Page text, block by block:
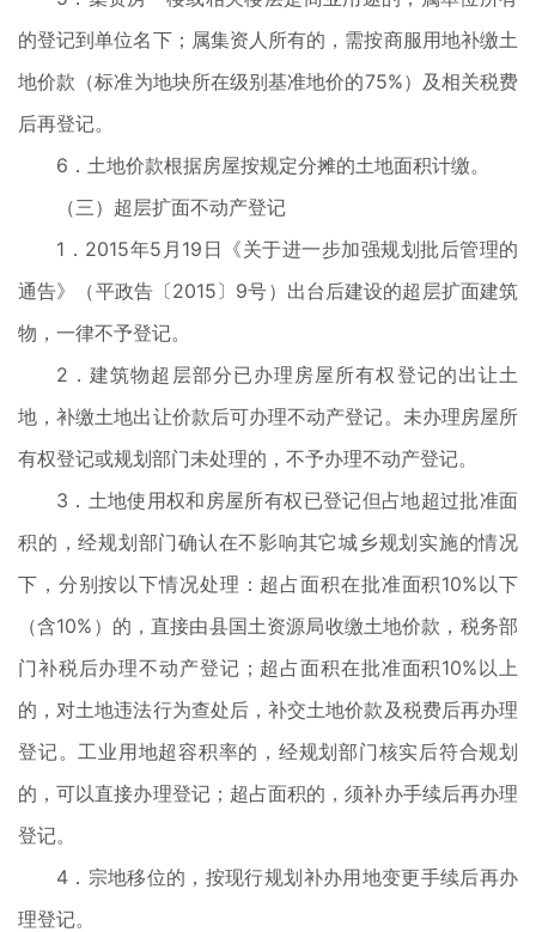
的登记到单位名下；属集资人所有的，需按商服用地补缴土
地价款（标准为地块所在级别基准地价的75%）及相关税费
后再登记。
6．土地价款根据房屋按规定分摊的土地面积计缴。
（三）超层扩面不动产登记
1．2015年5月19日《关于进一步加强规划批后管理的
通告》（平政告〔2015〕9号）出台后建设的超层扩面建筑
物，一律不予登记。
2．建筑物超层部分已办理房屋所有权登记的出让土
地，补缴土地出让价款后可办理不动产登记。未办理房屋所
有权登记或规划部门未处理的，不予办理不动产登记。
3．土地使用权和房屋所有权已登记但占地超过批准面
积的，经规划部门确认在不影响其它城乡规划实施的情况
下，分别按以下情况处理：超占面积在批准面积10%以下
（含10%）的，直接由县国土资源局收缴土地价款，税务部
门补税后办理不动产登记；超占面积在批准面积10%以上
的，对土地违法行为查处后，补交土地价款及税费后再办理
登记。工业用地超容积率的，经规划部门核实后符合规划
的，可以直接办理登记；超占面积的，须补办手续后再办理
登记。
4．宗地移位的，按现行规划补办用地变更手续后再办
理登记。